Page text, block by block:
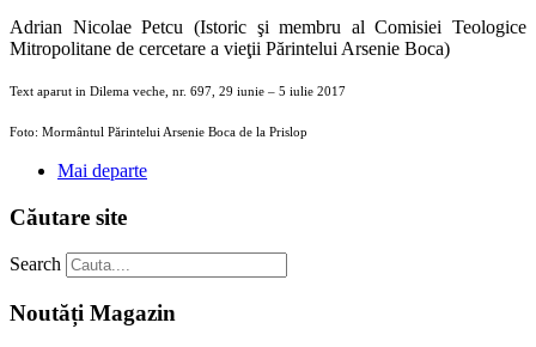
Adrian Nicolae Petcu (Istoric şi membru al Comisiei Teologice
Mitropolitane de cercetare a vieţii Părintelui Arsenie Boca)
Text aparut in Dilema veche, nr. 697, 29 iunie – 5 iulie 2017
Foto: Mormântul Părintelui Arsenie Boca de la Prislop
Mai departe
Căutare site
Search
Noutăți Magazin